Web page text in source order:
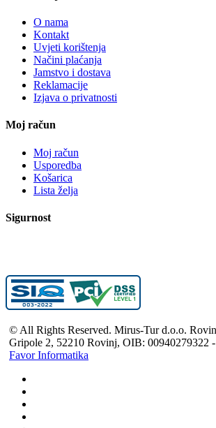
O nama
Kontakt
Uvjeti korištenja
Načini plaćanja
Jamstvo i dostava
Reklamacije
Izjava o privatnosti
Moj račun
Moj račun
Usporedba
Košarica
Lista želja
Sigurnost
© All Rights Reserved. Mirus-Tur d.o.o.
Gripole 2, 52210 Rovinj, OIB: 00940279322
Favor Informatika